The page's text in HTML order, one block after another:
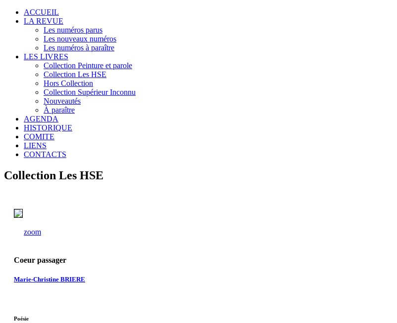
ACCUEIL
LA REVUE
Les numéros parus
Les nouveaux numéros
Les numéros à paraître
LES LIVRES
Collection Peinture et parole
Collection Les HSE
Hors Collection
Collection Supérieur Inconnu
Nouveautés
À paraître
AGENDA
HISTORIQUE
COMITE
LIENS
CONTACTS
Collection Les HSE
zoom
Coeur passager
Marie-Christine BRIERE
Poésie